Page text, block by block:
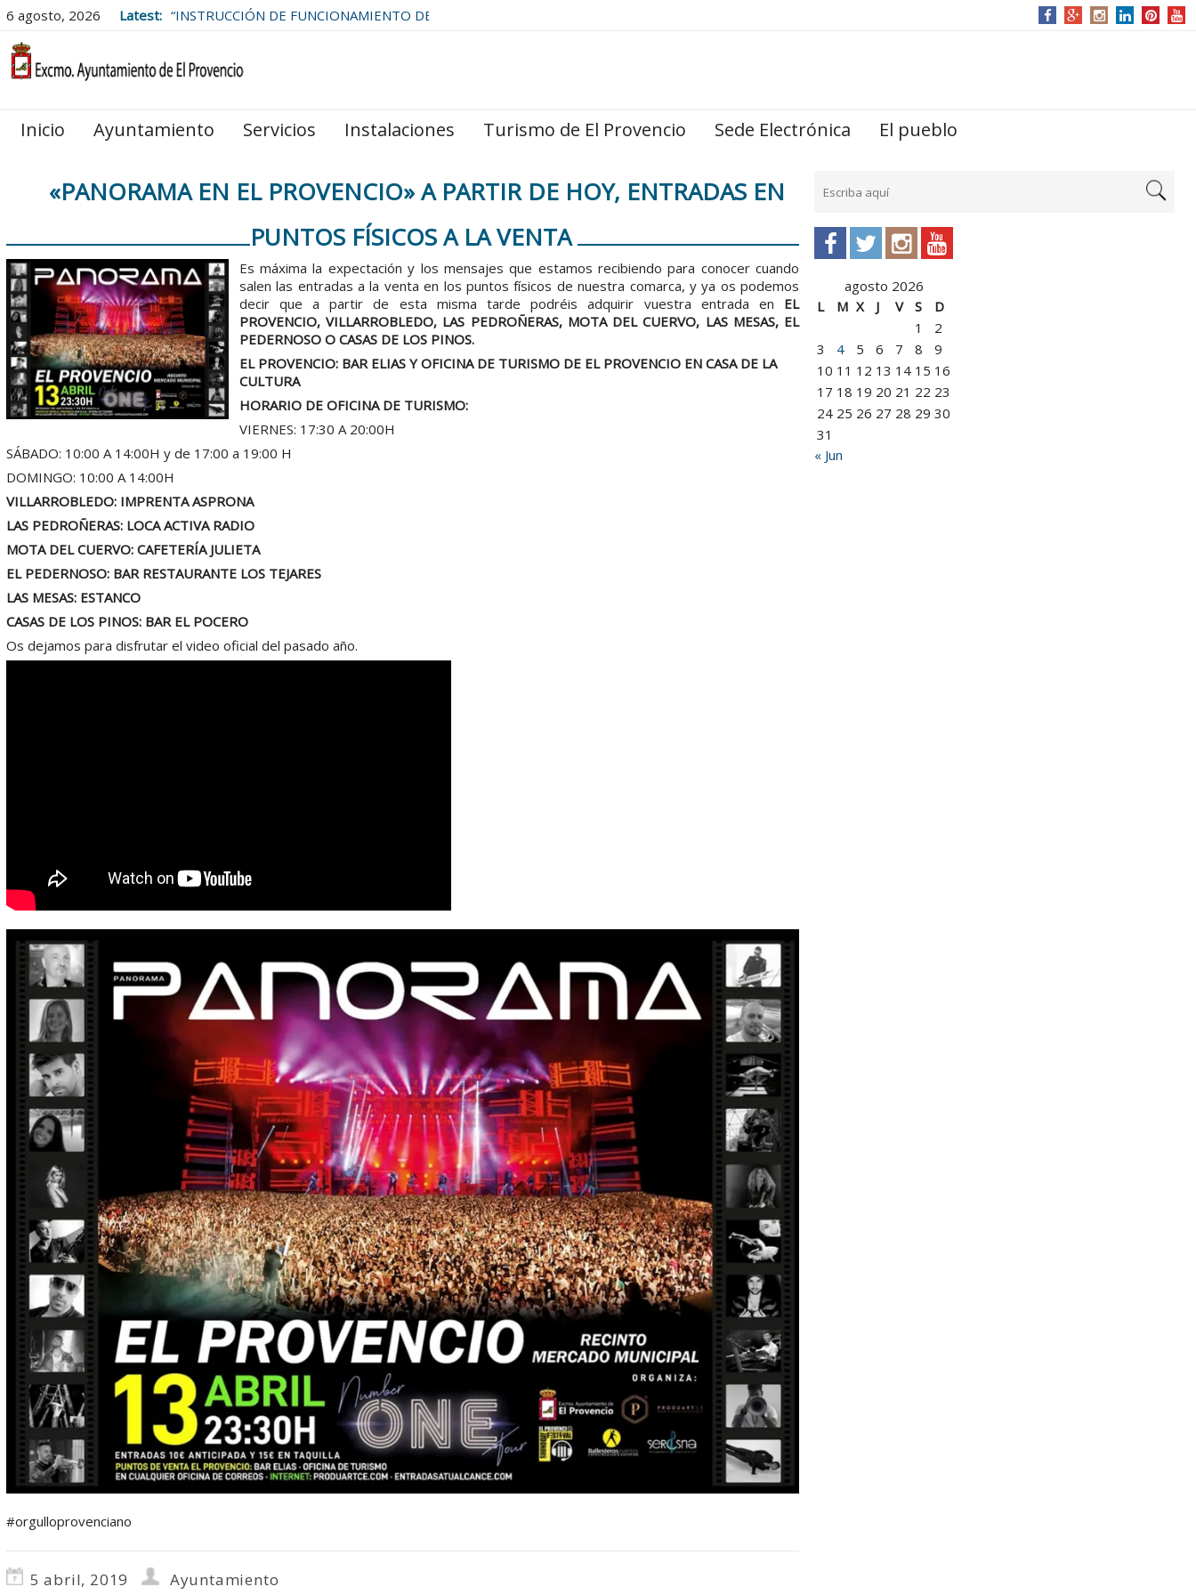
6 agosto, 2026 Latest: “INSTRUCCIÓN DE FUNCIONAMIENTO DE
Inicio Ayuntamiento Servicios Instalaciones Turismo de El Provencio Sede Electrónica El pueblo
agosto 2026
L
M X J V S
D
1
2
3
4 5 6 7 8
9
10 11 12 13 14 15 16
17 18 19 20 21 22 23
24 25 26 27 28 29 30
31
« Jun
«PANORAMA EN EL PROVENCIO» A PARTIR DE HOY, ENTRADAS EN
PUNTOS FÍSICOS A LA VENTA
Es máxima la expectación y los mensajes que estamos recibiendo para conocer cuando
salen las entradas a la venta en los puntos físicos de nuestra comarca, y ya os podemos
decir que a partir de esta misma tarde podréis adquirir vuestra entrada en EL
PROVENCIO, VILLARROBLEDO, LAS PEDROÑERAS, MOTA DEL CUERVO, LAS MESAS, EL
PEDERNOSO O CASAS DE LOS PINOS.
EL PROVENCIO: BAR ELIAS Y OFICINA DE TURISMO DE EL PROVENCIO EN CASA DE LA
CULTURA
HORARIO DE OFICINA DE TURISMO:
VIERNES: 17:30 A 20:00H
SÁBADO: 10:00 A 14:00H y de 17:00 a 19:00 H
DOMINGO: 10:00 A 14:00H
VILLARROBLEDO: IMPRENTA ASPRONA
LAS PEDROÑERAS: LOCA ACTIVA RADIO
MOTA DEL CUERVO: CAFETERÍA JULIETA
EL PEDERNOSO: BAR RESTAURANTE LOS TEJARES
LAS MESAS: ESTANCO
CASAS DE LOS PINOS: BAR EL POCERO
Os dejamos para disfrutar el video oficial del pasado año.
#orgulloprovenciano
5 abril, 2019 Ayuntamiento